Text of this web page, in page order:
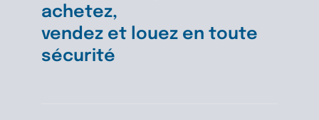
achetez,
vendez et louez en toute
sécurité